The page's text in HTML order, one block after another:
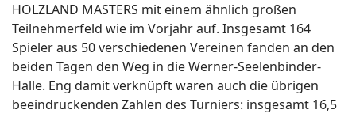
HOLZLAND MASTERS mit einem ähnlich großen
Teilnehmerfeld wie im Vorjahr auf. Insgesamt 164
Spieler aus 50 verschiedenen Vereinen fanden an den
beiden Tagen den Weg in die Werner-Seelenbinder-
Halle. Eng damit verknüpft waren auch die übrigen
beeindruckenden Zahlen des Turniers: insgesamt 16,5